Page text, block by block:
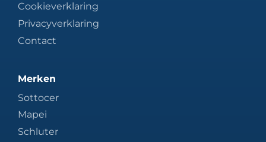
Cookieverklaring
Privacyverklaring
Contact
Merken
Sottocer
Mapei
Schluter